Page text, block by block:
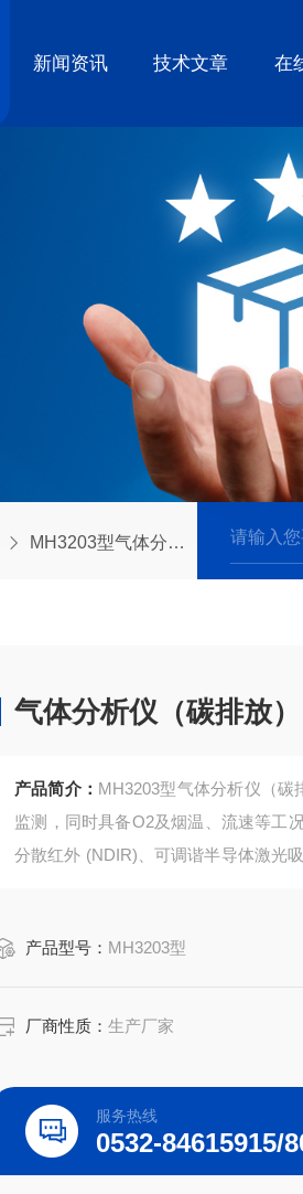
新闻资讯 技术文章 在
MH3203型气体分析仪（碳排放）
气体分析仪（碳排放）
产品简介： MH3203型气体分析仪（
监测，同时具备O2及烟温、流速等工
分散红外 (NDIR)、可调谐半导体激光
产品型号： MH3203型
厂商性质：生产厂家
服务热线